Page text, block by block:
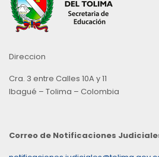
Direccion
Cra. 3 entre Calles 10A y 11
Ibagué – Tolima – Colombia
Correo de Notificaciones